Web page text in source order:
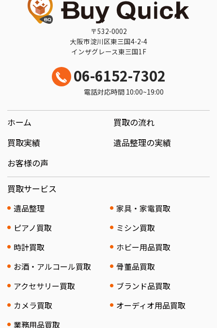
〒532-0002
大阪市淀川区東三国4-2-4
インザグレース東三国1F
06-6152-7302
電話対応時間 10:00~19:00
ホーム
買取の流れ
買取実績
遺品整理の実績
お客様の声
買取サービス
遺品整理
家具・家電買取
ピアノ買取
ミシン買取
時計買取
ホビー用品買取
お酒・アルコール買取
骨董品買取
アクセサリー買取
ブランド品買取
カメラ買取
オーディオ用品買取
業務用品買取